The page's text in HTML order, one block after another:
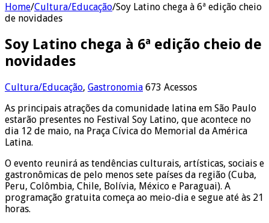
Home/Cultura/Educação/Soy Latino chega à 6ª edição cheio
de novidades
Soy Latino chega à 6ª edição cheio de
novidades
Cultura/Educação, Gastronomia 673 Acessos
As principais atrações da comunidade latina em São Paulo
estarão presentes no Festival Soy Latino, que acontece no
dia 12 de maio, na Praça Cívica do Memorial da América
Latina.
O evento reunirá as tendências culturais, artísticas, sociais e
gastronômicas de pelo menos sete países da região (Cuba,
Peru, Colômbia, Chile, Bolívia, México e Paraguai). A
programação gratuita começa ao meio-dia e segue até às 21
horas.